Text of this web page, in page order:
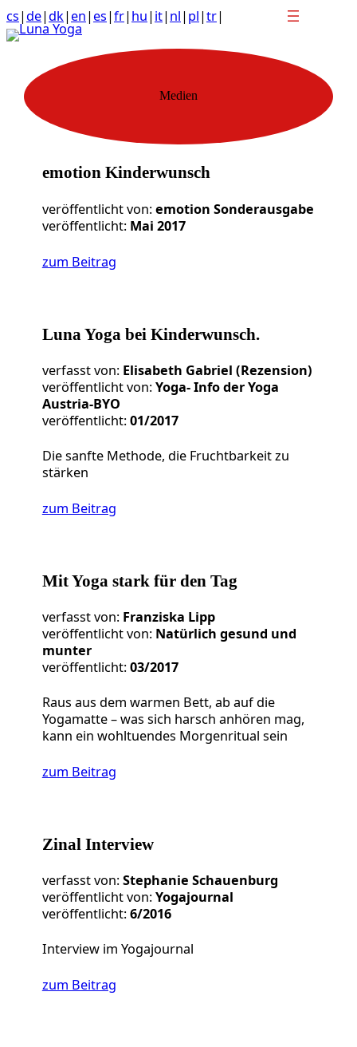
Anchor
link
to
page
Zum
Inhalt
springen
cs|de|dk| en| es|fr| hu| it| nl| pl|tr|
Medien
emotion Kinderwunsch
veröffentlicht von:emotion Sonderausgabe
veröffentlicht: Mai 2017
zum Beitrag
Luna Yoga bei Kinderwunsch.
verfasst von: Elisabeth Gabriel (Rezension)
veröffentlicht von:Yoga- Info der Yoga
Austria-BYO
veröffentlicht:01/2017
Die sanfte Methode, die Fruchtbarkeit zu
stärken
zum Beitrag
Mit Yoga stark für den Tag
verfasst von: Franziska Lipp
veröffentlicht von: Natürlich gesund und
munter
veröffentlicht:03/2017
Raus aus dem warmen Bett, ab auf die
Yogamatte – was sich harsch anhören mag,
kann ein wohltuendes Morgenritual sein
zum Beitrag
Zinal Interview
verfasst von:Stephanie Schauenburg
veröffentlicht von:Yogajournal
veröffentlicht:6/2016
Interview im Yogajournal
zum Beitrag